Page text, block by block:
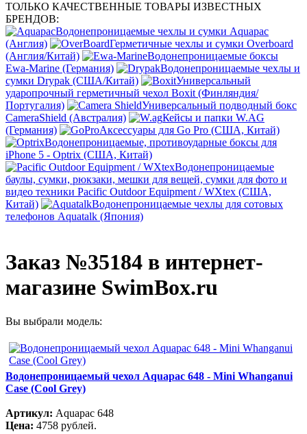
ТОЛЬКО КАЧЕСТВЕННЫЕ ТОВАРЫ ИЗВЕСТНЫХ
БРЕНДОВ:
Водонепроницаемые чехлы и сумки Aquapac
(Англия)
Герметичные чехлы и сумки Overboard
(Англия/Китай)
Водонепроницаемые боксы
Ewa-Marine (Германия)
Водонепроницаемые чехлы и
сумки Drypak (США/Китай)
Универсальный
ударопрочный герметичный чехол Boxit (Финляндия/
Португалия)
Универсальный подводный бокс
CameraShield (Австралия)
Кейсы и папки W.AG
(Германия)
Аксессуары для Go Pro (США, Китай)
Водонепроницаемые, противоударные боксы для
iPhone 5 - Optrix (США, Китай)
Водонепроницаемые
баулы, сумки, рюкзаки, мешки для вещей, сумки для фото и
видео техники Pacific Outdoor Equipment / WXtex (США,
Китай)
Водонепроницаемые чехлы для сотовых
телефонов Aquatalk (Япония)
Заказ №35184 в интернет-
магазине SwimBox.ru
Вы выбрали модель:
Водонепроницаемый чехол Aquapac 648 - Mini Whanganui
Case (Cool Grey)
Артикул: Aquapac 648
Цена: 4758 рублей.